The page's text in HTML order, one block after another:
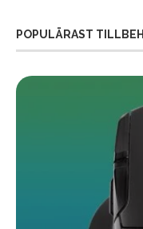
POPULÄRAST